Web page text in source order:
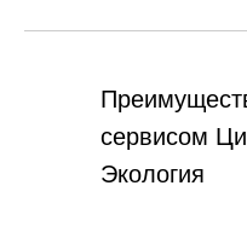
сервисом
Экология